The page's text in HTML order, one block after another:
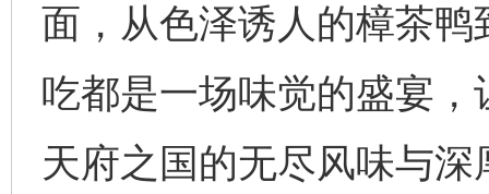
面，从色泽诱人的樟茶
吃都是一场味觉的盛宴
天府之国的无尽风味与深